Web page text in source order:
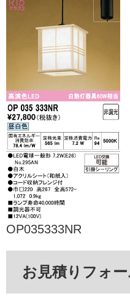
OP035333NR
お見積りフォー